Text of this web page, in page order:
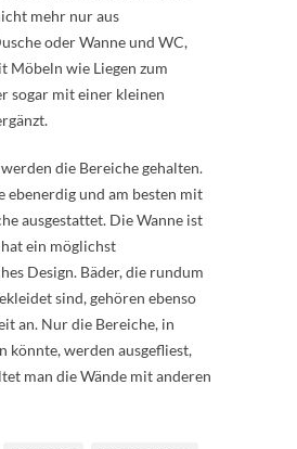
mehr nur aus
oder Wanne und WC,
Möbeln wie Liegen zum
sogar mit einer kleinen
die Bereiche gehalten.
ebenerdig und am besten mit
ausgestattet. Die Wanne ist
ein möglichst
Design. Bäder, die rundum
sind, gehören ebenso
an. Nur die Bereiche, in
könnte, werden ausgefliest,
man die Wände mit anderen